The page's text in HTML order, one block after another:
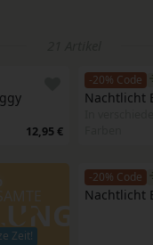
12,95 €
-20% Code
Nachtlicht
Zeit!
-20% Code
Nachtlicht